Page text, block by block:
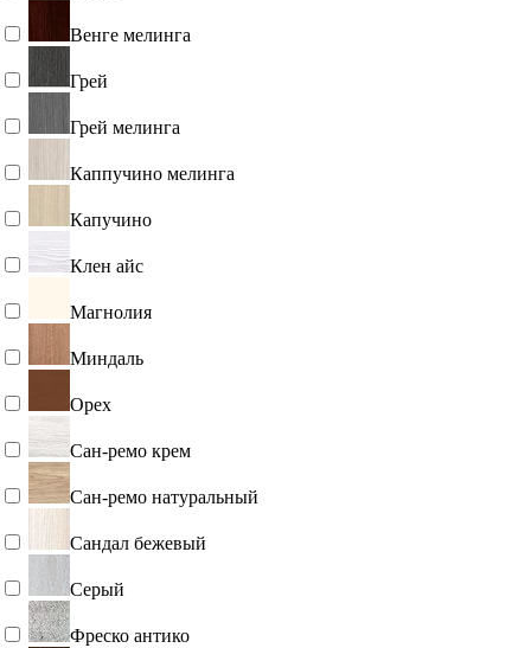
Венге мелинга
Грей
Грей мелинга
Каппучино мелинга
Капучино
Клен айс
Магнолия
Миндаль
Орех
Сан-ремо крем
Сан-ремо натуральный
Сандал бежевый
Серый
Фреско антико